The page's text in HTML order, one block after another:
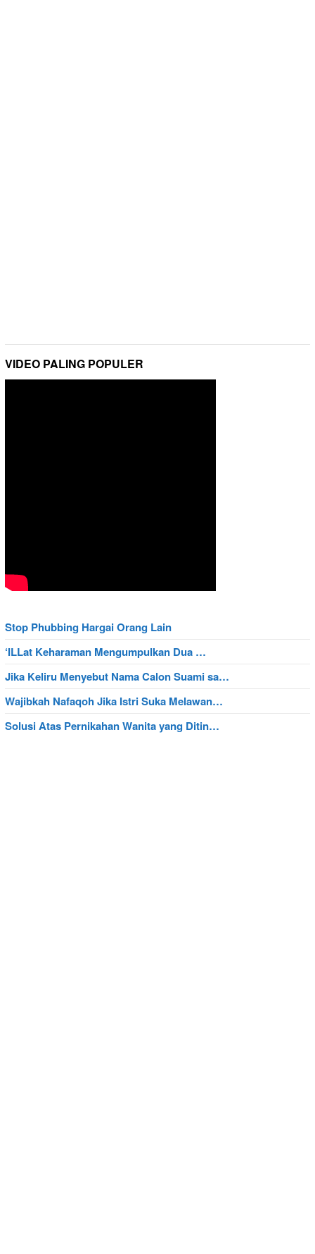
VIDEO PALING POPULER
Stop Phubbing Hargai Orang Lain
‘ILLat Keharaman Mengumpulkan Dua …
Jika Keliru Menyebut Nama Calon Suami sa…
Wajibkah Nafaqoh Jika Istri Suka Melawan…
Solusi Atas Pernikahan Wanita yang Ditin…